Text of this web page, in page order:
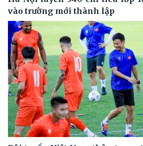
vào trường mới thành lập